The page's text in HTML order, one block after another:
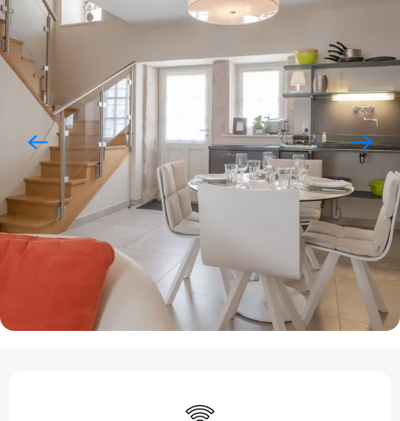
Openingstijden en
Wifi